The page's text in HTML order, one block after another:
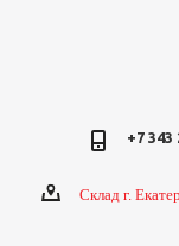
+7 343
Склад г.